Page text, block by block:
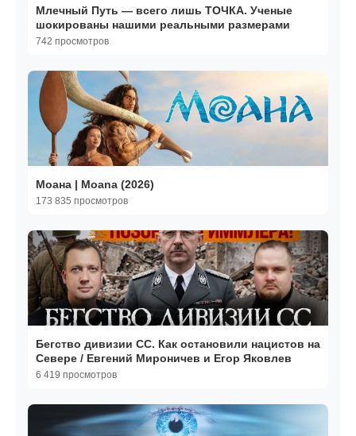
Млечный Путь — всего лишь ТОЧКА. Ученые
шокированы нашими реальными размерами
742 просмотров
Моана | Moana (2026)
173 835 просмотров
Бегство дивизии СС. Как остановили нацистов на
Севере / Евгений Мироничев и Егор Яковлев
6 419 просмотров